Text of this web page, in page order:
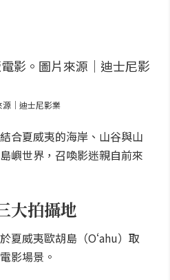
源｜迪士尼影業
合夏威夷的海岸、山谷與山
嶼世界，召喚影迷親自前來
大拍攝地
夏威夷歐胡島（Oʻahu）取
影場景。